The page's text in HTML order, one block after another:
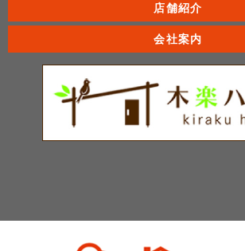
店舗紹介
会社案内